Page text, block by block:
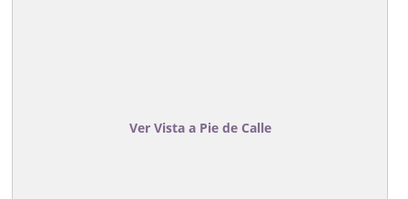
Ver Vista a Pie de Calle